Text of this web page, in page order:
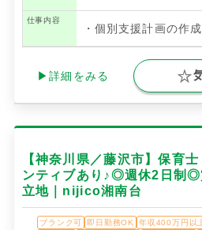
仕事内容
・個別支援計画の作成
▶詳細をみる
【神奈川県／藤沢市】保育
ンティブあり♪◎週休2日制
立地｜nijico湘南台
ブランク可 即日勤務OK 年収400万円以